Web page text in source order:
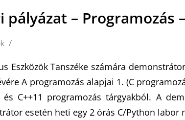
– Programozás
/
Eszközök Tanszéke számára
A programozás alapjai 1. (C
C++11 programozás tárgyakból. A
esetén heti egy 2 órás C/Python